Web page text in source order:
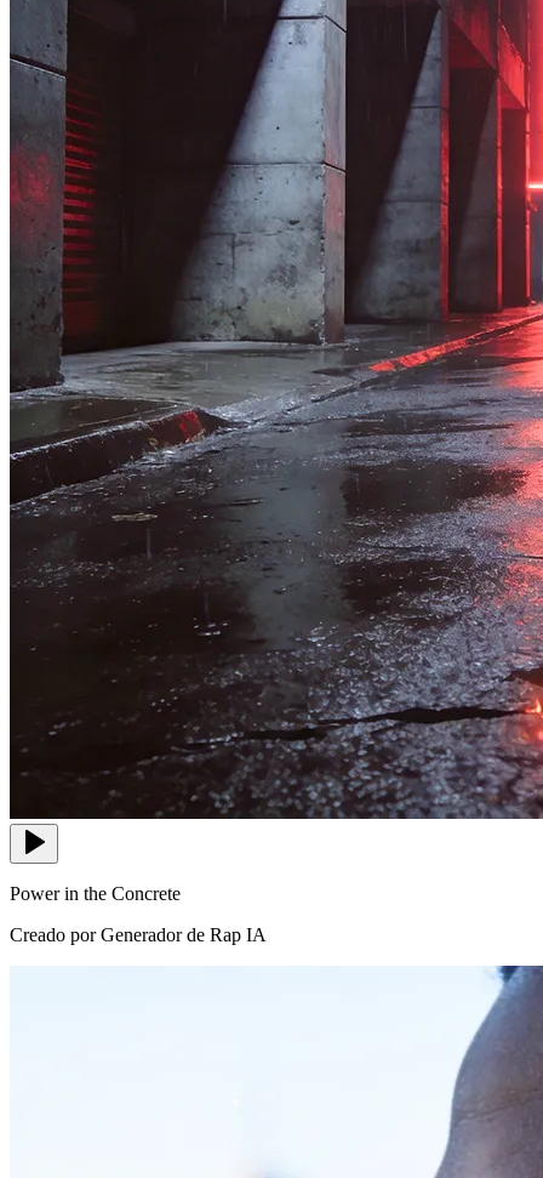
Power in the Concrete
Creado por Generador de Rap IA